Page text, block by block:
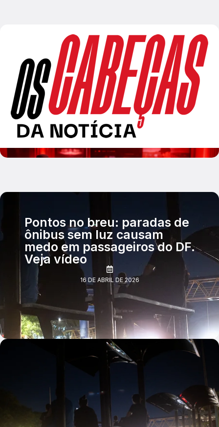
Pontos no breu: paradas de
ônibus sem luz causam
medo em passageiros do DF.
Veja vídeo
16 DE ABRIL DE 2026